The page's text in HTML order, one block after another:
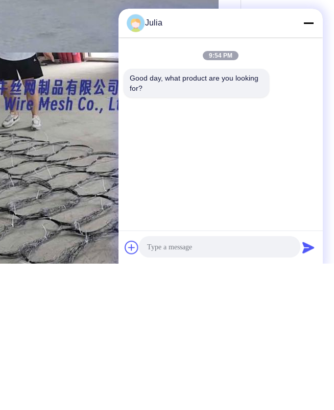
Julia
9:54 PM
Good day, what product are you looking
for?